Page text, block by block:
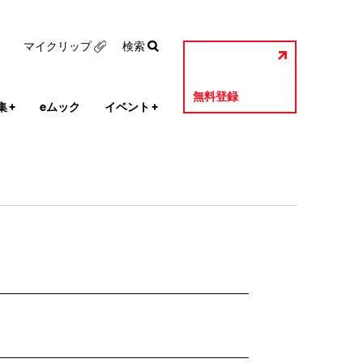
+ eムック イベント +
無料登録
マイクリップ 検索